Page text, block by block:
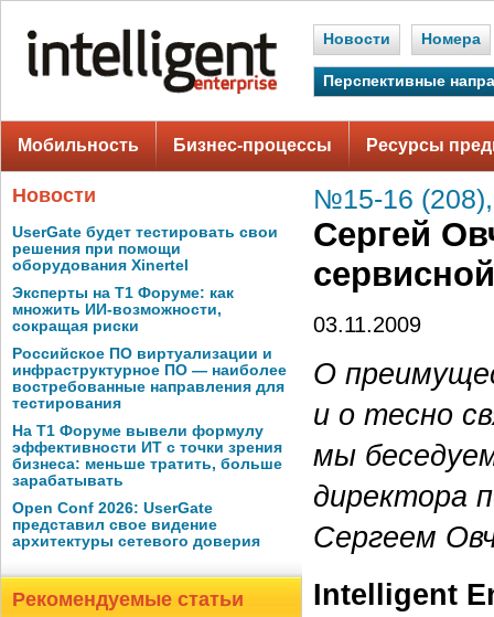
Новости Номера
Перспективные
Мобильность Бизнес-процессы Ресурсы
Новости
UserGate будет тестировать свои
решения при помощи
оборудования Xinertel
Эксперты на Т1 Форуме: как
множить ИИ-возможности,
сокращая риски
Российское ПО виртуализации и
инфраструктурное ПО — наиболее
востребованные направления для
тестирования
На Т1 Форуме вывели формулу
эффективности ИТ с точки зрения
бизнеса: меньше тратить, больше
зарабатывать
Open Conf 2026: UserGate
представил свое видение
архитектуры сетевого доверия
Рекомендуемые статьи
№15-16 (208),
Сергей
03.11.2009
О
и о тесно
мы
директора
Сергеем
Intelligent